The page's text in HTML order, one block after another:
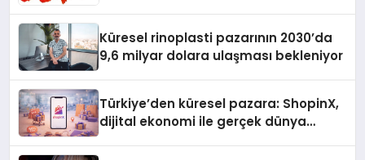
Küresel rinoplasti pazarının 2030’da
9,6 milyar dolara ulaşması bekleniyor
Türkiye’den küresel pazara: ShopinX,
dijital ekonomi ile gerçek dünya